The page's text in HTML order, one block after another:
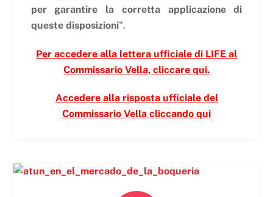
per garantire la corretta applicazione di
queste disposizioni".
Per accedere alla lettera ufficiale di LIFE al
Commissario Vella, cliccare qui.
Accedere alla risposta ufficiale del
Commissario Vella cliccando qui